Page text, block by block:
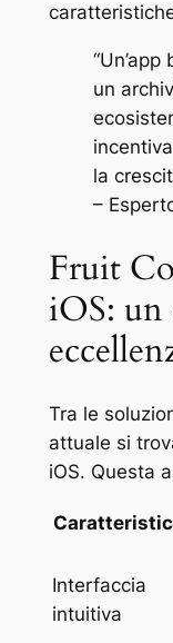
un
la
–
Fruit
iOS: un
Tra le
attuale si
iOS. Questa
Interfaccia
intuitiva